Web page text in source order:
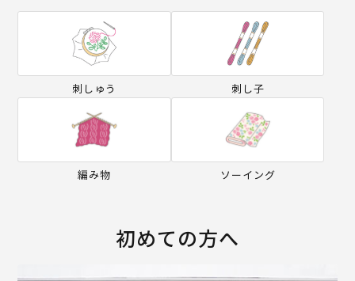
刺しゅう 刺し子
編み物 ソーイング
初めての方へ